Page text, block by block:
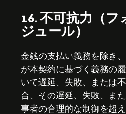
16. 不可抗力（フ
ジュール）
金銭の支払い義務を除き
が本契約に基づく義務の
いて遅延、失敗、または
合、その遅延、失敗、ま
事者の合理的な制御を超